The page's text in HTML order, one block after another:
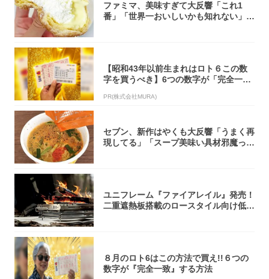
ファミマ、美味すぎて大反響「これ1
番」「世界一おいしいかも知れない」
【昭和43年以前生まれはロト６この数
字を買うべき】6つの数字が「完全一
PR(株式会社MURA)
セブン、新作はやくも大反響「うまく再
現してる」「スープ美味い具材邪魔って
ユニフレーム『ファイアレイル』発売！
二重遮熱板搭載のロースタイル向け低型
８月のロト6はこの方法で買え!!６つの
数字が『完全一致』する方法